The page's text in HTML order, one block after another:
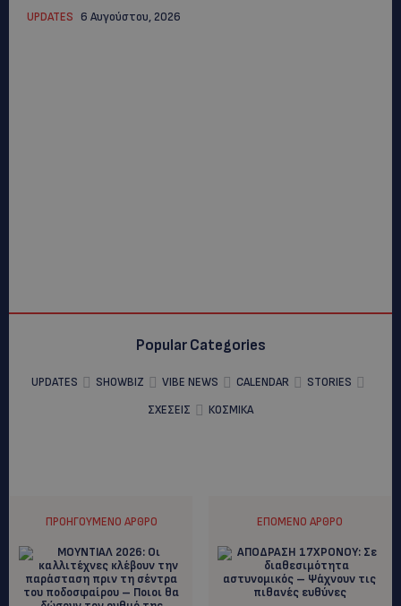
UPDATES 6 Αυγούστου, 2026
Popular Categories
UPDATES SHOWBIZ VIBE NEWS CALENDAR
STORIES
ΣΧΕΣΕΙΣ
ΚΟΣΜΙΚΑ
ΠΡΟΗΓΟΎΜΕΝΟ ΆΡΘΡΟ ΕΠΌΜΕΝΟ ΆΡΘΡΟ